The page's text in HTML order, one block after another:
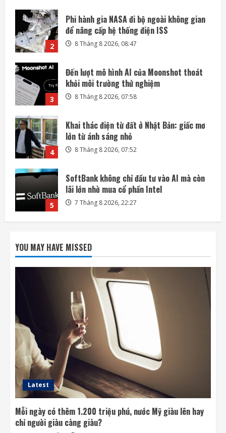
3
Đến lượt mô hình AI của Moonshot thoát
khỏi môi trường thử nghiệm
8 Tháng 8 2026, 07:58
4
Khai thác điện từ đất ở Nhật Bản: giấc mơ
lớn từ ánh sáng nhỏ
8 Tháng 8 2026, 07:52
5
SoftBank không chỉ đầu tư vào AI mà còn
lãi lớn nhờ mua cổ phần Intel
7 Tháng 8 2026, 22:27
1
Mỗi ngày có thêm 1.200 triệu phú, nước
Mỹ giàu lên hay chỉ người giàu càng giàu?
8 Tháng 8 2026, 08:55
2
để nâng cấp hệ thống điện ISS
8 Tháng 8 2026, 08:47
Đến lượt mô hình AI của Moonshot thoát
khỏi môi trường thử nghiệm
8 Tháng 8 2026, 07:58
4
Khai thác điện từ đất ở Nhật Bản: giấc mơ
lớn từ ánh sáng nhỏ
8 Tháng 8 2026, 07:52
YOU MAY HAVE MISSED
Latest
Mỗi ngày có thêm 1.200 triệu phú, nước Mỹ giàu lên hay
chỉ người giàu càng giàu?